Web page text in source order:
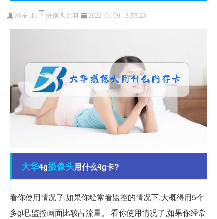
网友:dh 摄像头百科 2022-01-09 13:55:23
大华4g摄像头用什么4g卡?
看你使用情况了,如果你经常看监控的情况下,大概得用5个
多g吧,监控画面比较占流量。 看你使用情况了,如果你经常